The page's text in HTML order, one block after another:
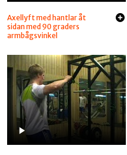
Axellyft med hantlar åt
sidan med 90 graders
armbågsvinkel